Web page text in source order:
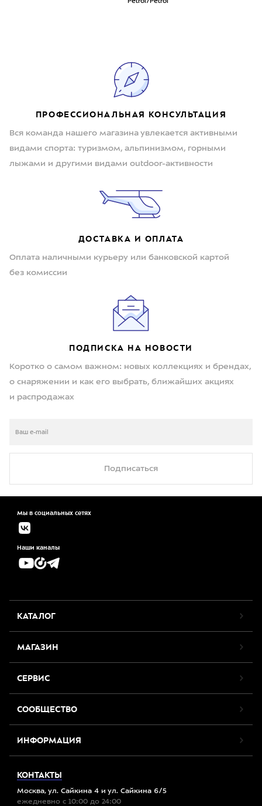
Petrol/Petrol
ПРОФЕССИОНАЛЬНАЯ КОНСУЛЬТАЦИЯ
Вся команда нашего магазина увлекается активными
видами спорта: туризмом, альпинизмом, горными
лыжами и другими видами outdoor-активности
ДОСТАВКА И ОПЛАТА
Оплата наличными курьеру или банковской картой
без комиссии
ПОДПИСКА НА НОВОСТИ
Коротко о самом важном: новых коллекциях и брендах,
о снаряжении и как его выбрать, ближайших акциях
и распродажах
Подписаться
Мы в социальных сетях
Наши каналы
КАТАЛОГ
МАГАЗИН
СЕРВИС
СООБЩЕСТВО
ИНФОРМАЦИЯ
КОНТАКТЫ
Москва, ул. Сайкина 4 и ул. Сайкина 6/5
ежедневно с 10:00 до 24:00